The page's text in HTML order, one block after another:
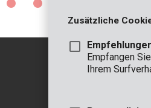
KONTAKT
INFO
Zusätzliche
Empfangen
Ihrem